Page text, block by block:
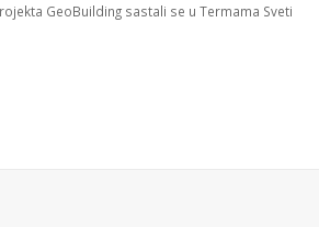
GeoBuilding sastali se u Termama Sveti